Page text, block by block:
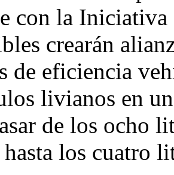
con la
crearán
de eficiencia
livianos en
de los ocho
los cuatro